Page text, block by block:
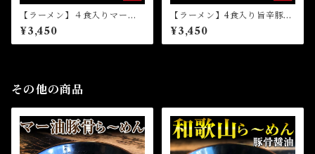
【ラーメン】４食入りマー油
豚骨ら～めん高菜セット（冷
凍）
¥3,450
【ラーメン】4食入り旨辛豚骨
ら～めん高菜セット（冷凍）
¥3,450
その他の商品